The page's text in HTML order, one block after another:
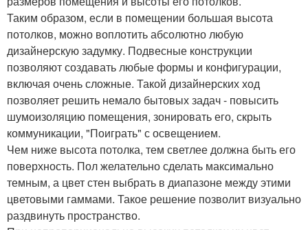
Таким образом, если в помещении большая высота
потолков, можно воплотить абсолютно любую
дизайнерскую задумку. Подвесные конструкции
позволяют создавать любые формы и конфигурации,
включая очень сложные. Такой дизайнерских ход
позволяет решить немало бытовых задач - повысить
шумоизоляцию помещения, зонировать его, скрыть
коммуникации, "Поиграть" с освещением.
Чем ниже высота потолка, тем светлее должна быть его
поверхность. Пол желательно сделать максимально
темным, а цвет стен выбрать в диапазоне между этими
цветовыми гаммами. Такое решение позволит визуально
раздвинуть пространство.